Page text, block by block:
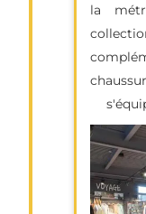
la